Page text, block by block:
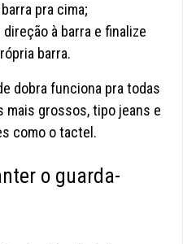
pra cima;
à barra e finalize
barra.
dobra funciona pra todas
mais grossos, tipo jeans e
como o tactel.
o guarda-